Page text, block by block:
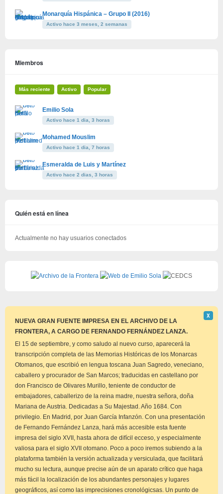
Monarquía Hispánica – Grupo II (2016)
Activo hace 3 meses, 2 semanas
Miembros
Más reciente Activo Popular
Emilio Sola
Activo hace 1 dia, 3 horas
Mohamed Mouslim
Activo hace 1 dia, 7 horas
Esmeralda de Luis y Martínez
Activo hace 2 dias, 3 horas
Quién está en línea
Actualmente no hay usuarios conectados
NUEVA GRAN FUENTE IMPRESA EN EL ARCHIVO DE LA
FRONTERA, A CARGO DE FERNANDO FERNÁNDEZ LANZA.
este
Χ
El 15 de septiembre, y como saludo al nuevo curso, aparecerá la
transcripción completa de las Memorias Históricas de los Monarcas
Otomanos, que escribió en lengua toscana Juan Sagredo, veneciano,
caballero y procurador de San Marcos; traducidas en castellano por
don Francisco de Olivares Murillo, teniente de conductor de
embajadores, caballerizo de la reina madre, nuestra señora, doña
Mariana de Austria. Dedicadas a Su Majestad. Año 1684. Con
privilegio. En Madrid, por Juan García Infanzón. Con una presentación
de Fernando Fernández Lanza, hará más accesible esta fuente
impresa del siglo XVII, hasta ahora de difícil ecceso, y especialmente
valiosa para el siglo XVII otomano. Poco a poco iremos subiendo a la
plataforma también la versión actualizada y versiculada, que facilitará
mucho su lectura, aunque precise aún de un aparato crítico que haga
más fácil la localización de los abundantes personajes y lugares
geográficos, así como las imprecisiones cronológicsas. Un punto de